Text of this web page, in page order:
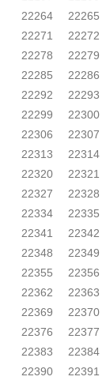
22264
22265
22271
22272
22278
22279
22285
22286
22292
22293
22299
22300
22306
22307
22313
22314
22320
22321
22327
22328
22334
22335
22341
22342
22348
22349
22355
22356
22362
22363
22369
22370
22376
22377
22383
22384
22390
22391